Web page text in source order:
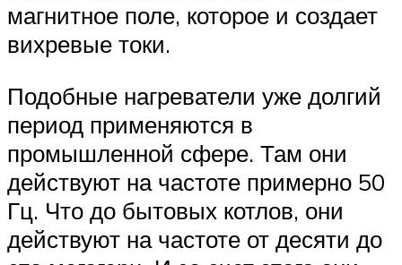
магнитное поле, которое и создает
вихревые токи.
Подобные нагреватели уже долгий
период применяются в
промышленной сфере. Там они
действуют на частоте примерно 50
Гц. Что до бытовых котлов, они
действуют на частоте от десяти до